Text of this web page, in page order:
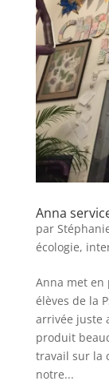
Anna
par
écologie,
Anna met en
élèves de la
arrivée juste
produit
travail sur la
notre...